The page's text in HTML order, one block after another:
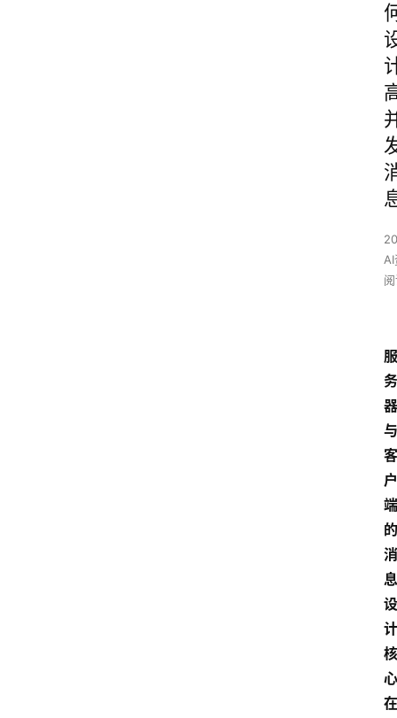
服
务
器
与
客
户
端
的
消
息
设
计
核
心
在